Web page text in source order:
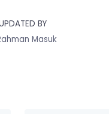
BY
Masuk